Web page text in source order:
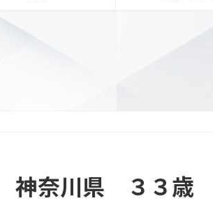
神奈川県 ３３歳